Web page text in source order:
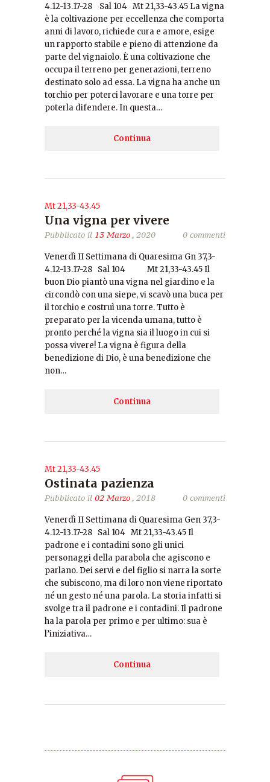
4.12-13.17-28 Sal 104 Mt 21,33-43.45 La vigna
è la coltivazione per eccellenza che comporta
anni di lavoro, richiede cura e amore, esige
un rapporto stabile e pieno di attenzione da
parte del vignaiolo. È una coltivazione che
occupa il terreno per generazioni, terreno
destinato solo ad essa. La vigna ha anche un
torchio per poterci lavorare e una torre per
poterla difendere. In questa…
Continua
Mt 21,33-43.45
Una vigna per vivere
Pubblicato il 13 Marzo, 2020 0 commenti
Venerdì II Settimana di Quaresima Gn 37,3-
4.12-13.17-28 Sal 104 Mt 21,33-43.45 Il
buon Dio piantò una vigna nel giardino e la
circondò con una siepe, vi scavò una buca per
il torchio e costruì una torre. Tutto è
preparato per la vicenda umana, tutto è
pronto perché la vigna sia il luogo in cui si
possa vivere! La vigna è figura della
benedizione di Dio, è una benedizione che
non…
Continua
Mt 21,33-43.45
Ostinata pazienza
Pubblicato il 02 Marzo, 2018 0 commenti
Venerdì II Settimana di Quaresima Gen 37,3-
4.12-13.17-28 Sal 104 Mt 21,33-43.45 Il
padrone e i contadini sono gli unici
personaggi della parabola che agiscono e
parlano. Dei servi e del figlio si narra la sorte
che subiscono, ma di loro non viene riportato
né un gesto né una parola. La storia infatti si
svolge tra il padrone e i contadini. Il padrone
ha la parola per primo e per ultimo: sua è
l’iniziativa…
Continua